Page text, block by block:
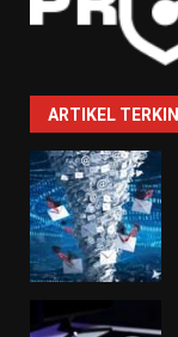
ARTIKEL TERKINI